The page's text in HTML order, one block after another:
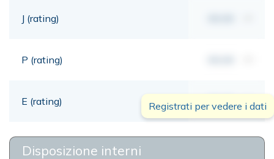
J (rating)
P (rating)
E (rating) 00,00 mt
Registrati per vedere i dati
Disposizione interni